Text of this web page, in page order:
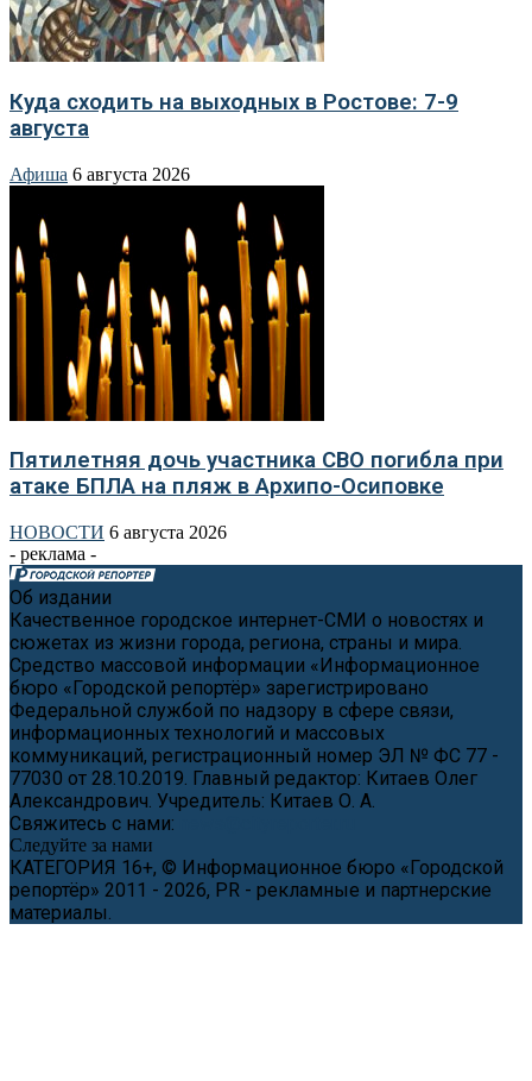
Куда сходить на выходных в Ростове: 7-9
августа
Афиша 6 августа 2026
Пятилетняя дочь участника СВО погибла при
атаке БПЛА на пляж в Архипо-Осиповке
НОВОСТИ 6 августа 2026
- реклама -
Об издании
Качественное городское интернет-СМИ о новостях и
сюжетах из жизни города, региона, страны и мира.
Средство массовой информации «Информационное
бюро «Городской репортёр» зарегистрировано
Федеральной службой по надзору в сфере связи,
информационных технологий и массовых
коммуникаций, регистрационный номер ЭЛ № ФС 77 -
77030 от 28.10.2019. Главный редактор: Китаев Олег
Александрович. Учредитель: Китаев О. А.
Свяжитесь с нами:
Следуйте за нами
КАТЕГОРИЯ 16+, © Информационное бюро «Городской
репортёр» 2011 - 2026, PR - рекламные и партнерские
материалы.